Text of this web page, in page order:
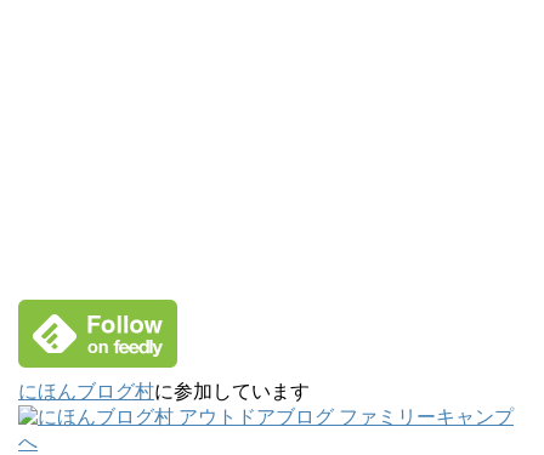
にほんブログ村に参加しています